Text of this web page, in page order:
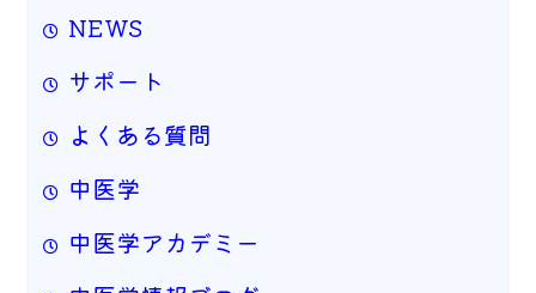
NEWS
サポート
よくある質問
中医学
中医学アカデミー